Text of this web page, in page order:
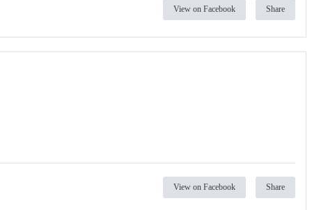
View on Facebook Share
View on Facebook Share